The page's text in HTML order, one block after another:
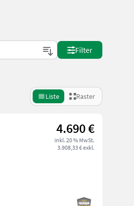
Filter
Liste Raster
4.690 €
inkl. 20 % MwSt.
3.908,33 € exkl.